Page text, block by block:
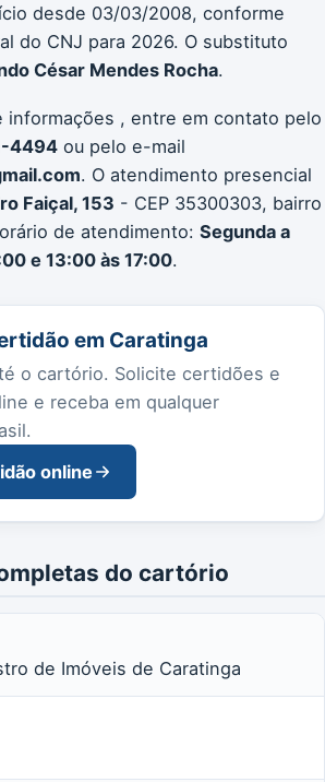
desde 03/03/2008, conforme
do CNJ para 2026. O substituto
César Mendes Rocha.
informações , entre em contato pelo
4494 ou pelo e-mail
. O atendimento presencial
Faiçal, 153 - CEP 35300303, bairro
de atendimento: Segunda a
e 13:00 às 17:00.
em Caratinga
o cartório. Solicite certidões e
e receba em qualquer
online
do cartório
de Imóveis de Caratinga